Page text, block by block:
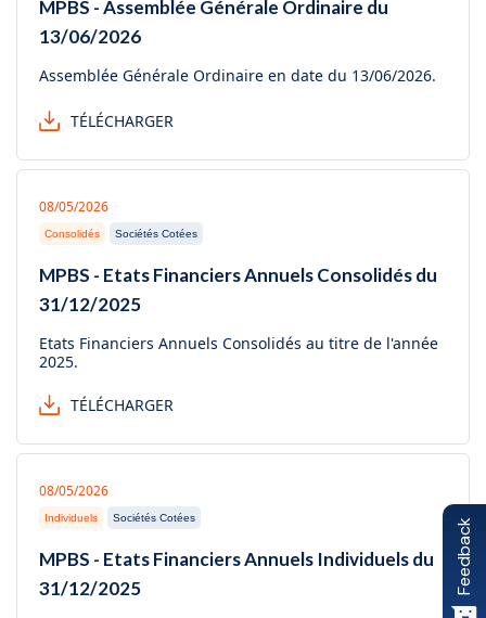
MPBS - Assemblée Générale Ordinaire du
13/06/2026
Assemblée Générale Ordinaire en date du 13/06/2026.
TÉLÉCHARGER
08/05/2026
Consolidés Sociétés Cotées
MPBS - Etats Financiers Annuels Consolidés du
31/12/2025
Etats Financiers Annuels Consolidés au titre de l'année
2025.
TÉLÉCHARGER
08/05/2026
Individuels Sociétés Cotées
MPBS - Etats Financiers Annuels Individuels du
31/12/2025
Feedback